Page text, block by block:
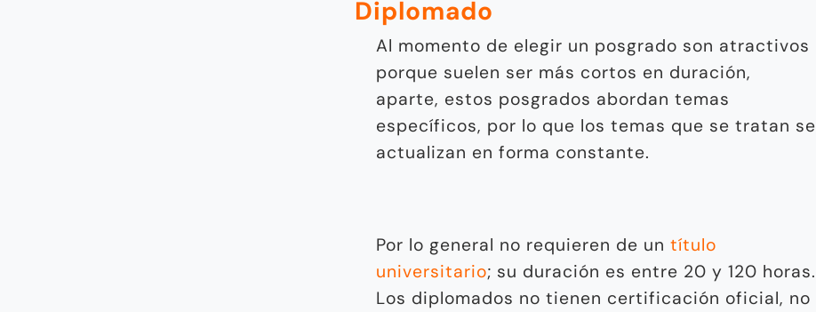
Diplomado
Al momento de elegir un posgrado son atractivos
porque suelen ser más cortos en duración,
aparte, estos posgrados abordan temas
específicos, por lo que los temas que se tratan se
actualizan en forma constante.
Por lo general no requieren de un título
universitario; su duración es entre 20 y 120 horas.
Los diplomados no tienen certificación oficial, no